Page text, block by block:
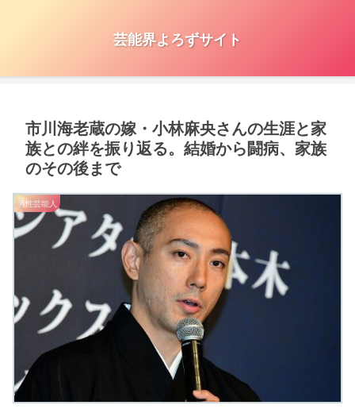
芸能界よろずサイト
市川海老蔵の嫁・小林麻央さんの生涯と家
族との絆を振り返る。結婚から闘病、家族
のその後まで
男性芸能人